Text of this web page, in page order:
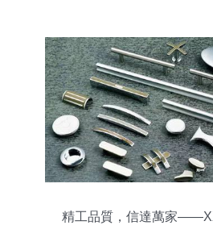
精工品質，信達萬家